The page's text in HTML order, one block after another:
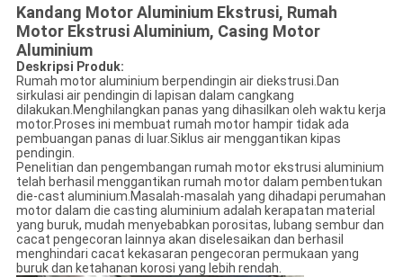
Kandang Motor Aluminium Ekstrusi, Rumah
Motor Ekstrusi Aluminium, Casing Motor
Aluminium
Deskripsi Produk:
Rumah motor aluminium berpendingin air diekstrusi.Dan
sirkulasi air pendingin di lapisan dalam cangkang
dilakukan.Menghilangkan panas yang dihasilkan oleh waktu kerja
motor.Proses ini membuat rumah motor hampir tidak ada
pembuangan panas di luar.Siklus air menggantikan kipas
pendingin.
Penelitian dan pengembangan rumah motor ekstrusi aluminium
telah berhasil menggantikan rumah motor dalam pembentukan
die-cast aluminium.Masalah-masalah yang dihadapi perumahan
motor dalam die casting aluminium adalah kerapatan material
yang buruk, mudah menyebabkan porositas, lubang sembur dan
cacat pengecoran lainnya akan diselesaikan dan berhasil
menghindari cacat kekasaran pengecoran permukaan yang
buruk dan ketahanan korosi yang lebih rendah.